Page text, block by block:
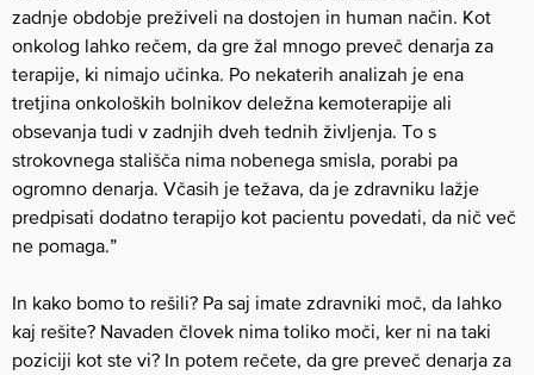
zadnje obdobje preživeli na dostojen in human način. Kot
onkolog lahko rečem, da gre žal mnogo preveč denarja za
terapije, ki nimajo učinka. Po nekaterih analizah je ena
tretjina onkoloških bolnikov deležna kemoterapije ali
obsevanja tudi v zadnjih dveh tednih življenja. To s
strokovnega stališča nima nobenega smisla, porabi pa
ogromno denarja. Včasih je težava, da je zdravniku lažje
predpisati dodatno terapijo kot pacientu povedati, da nič več
ne pomaga.”
In kako bomo to rešili? Pa saj imate zdravniki moč, da lahko
kaj rešite? Navaden človek nima toliko moči, ker ni na taki
poziciji kot ste vi? In potem rečete, da gre preveč denarja za